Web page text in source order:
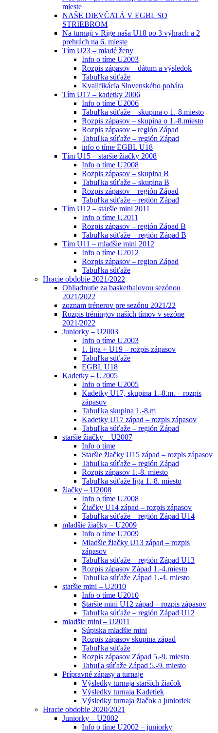
mieste
NAŠE DIEVČATÁ V EGBL SO
STRIEBROM
Na turnaji v Rige naša U18 po 3 výhrach a 2
prehrách na 6. mieste
Tím U23 – mladé ženy
Info o tíme U2003
Rozpis zápasov – dátum a výsledok
Tabuľka súťaže
Kvalifikácia Slovenského pohára
Tím U17 – kadetky 2006
Info o tíme U2006
Tabuľka súťaže – skupina o 1.-8.miesto
Rozpis zápasov – skupina o 1.-8.miesto
Rozpis zápasov – región Západ
Tabuľka súťaže – región Západ
info o tíme EGBL U18
Tím U15 – staršie žiačky 2008
Info o tíme U2008
Rozpis zápasov – skupina B
Tabuľka súťaže – skupina B
Rozpis zápasov – región Západ
Tabuľka súťaže – región Západ
Tím U12 – staršie mini 2011
Info o tíme U2011
Rozpis zápasov – región Západ B
Tabuľka súťaže – región Západ B
Tím U11 – mladšie mini 2012
Info o tíme U2012
Rozpis zápasov – region Západ
Tabuľka súťaže
Hracie obdobie 2021/2022
Ohliadnutie za basketbalovou sezónou
2021/2022
zoznam trénerov pre sezónu 2021/22
Rozpis tréningov naších tímov v sezóne
2021/2022
Juniorky – U2003
Info o tíme U2003
1. liga + U19 – rozpis zápasov
Tabuľka súťaže
EGBL U18
Kadetky – U2005
Info o tíme U2005
Kadetky U17, skupina 1.-8.m. – rozpis
zápasov
Tabuľka skupina 1.-8.m
Kadetky U17 západ – rozpis zápasov
Tabuľka súťaže – región Západ
staršie žiačky – U2007
Info o tíme
Staršie žiačky U15 západ – rozpis zápasov
Tabuľka súťaže – región Západ
Rozpis zápasov 1.-8. miesto
Tabuľka súťaže liga 1.-8. miesto
žiačky – U2008
Info o tíme U2008
Žiačky U14 západ – rozpis zápasov
Tabuľka súťaže – región Západ U14
mladšie žiačky – U2009
Info o tíme U2009
Mladšie žiačky U13 západ – rozpis
zápasov
Tabuľka súťaže – región Západ U13
Rozpis zápasov Západ 1.-4.miesto
Tabuľka súťaže Západ 1.-4. miesto
staršie mini – U2010
Info o tíme U2010
Staršie mini U12 západ – rozpis zápasov
Tabuľka súťaže – región Západ U12
mladšie mini – U2011
Súpiska mladšie mini
Rozpis zápasov skupina západ
Tabuľka súťaže
Rozpis zápasov Západ 5.-9. miesto
Tabuľa súťaže Západ 5.-9. miesto
Prípravné zápasy a turnaje
Výsledky turnaja starších žiačok
Výsledky turnaja Kadetiek
Výsledky turnaja žiačok a junioriek
Hracie obdobie 2020/2021
Juniorky – U2002
Info o tíme U2002 – juniorky